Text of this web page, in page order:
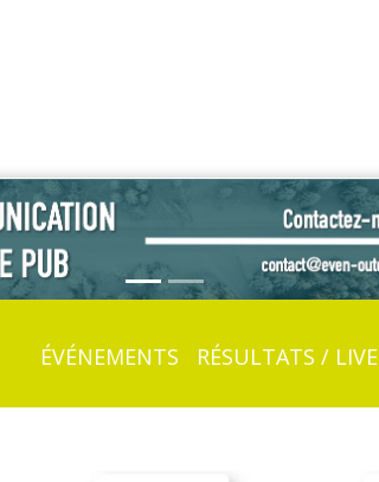
ÉVÉNEMENTS RÉSULTATS / LIVE